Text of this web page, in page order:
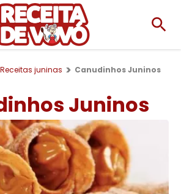
Receitas juninas Canudinhos Juninos
Juninos